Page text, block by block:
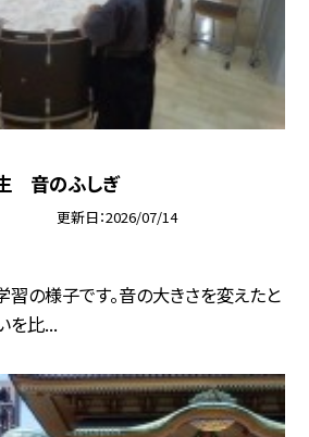
生 音のふしぎ
更新日 2026/07/14
習の様子です。音の大きさを変えたと
を比...